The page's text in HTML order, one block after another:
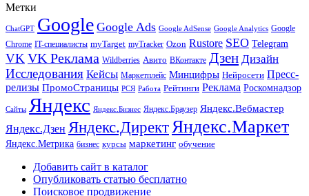
Метки
ChatGPT Google Google Ads Google AdSense Google Analytics Google
Chrome IT-специалисты myTarget myTracker Ozon Rustore SEO Telegram
VK VK Реклама Wildberries Авито ВКонтакте Дзен Дизайн
Исследования Кейсы Маркетплейс Минцифры Нейросети Пресс-
релизы ПромоСтраницы РСЯ Работа Рейтинги Реклама Роскомнадзор
Сайты Яндекс Яндекс.Бизнес Яндекс.Браузер Яндекс.Вебмастер
Яндекс.Дзен Яндекс.ДиректЯндекс.Маркет
Яндекс.Метрика бизнес курсы маркетинг обучение
Добавить сайт в каталог
Опубликовать статью бесплатно
Поисковое продвижение